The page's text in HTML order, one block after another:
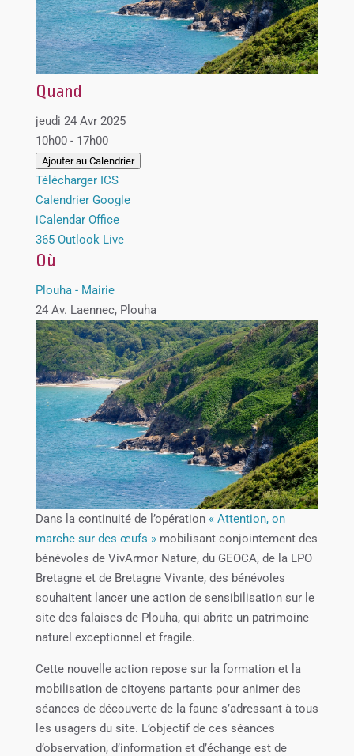
Quand
jeudi 24 Avr 2025
10h00 - 17h00
Ajouter au Calendrier
Télécharger ICS
Calendrier Google
iCalendar Office
365 Outlook Live
Où
Plouha - Mairie
24 Av. Laennec, Plouha
Dans la continuité de l’opération « Attention, on
marche sur des œufs »mobilisant conjointement des
bénévoles de VivArmor Nature, du GEOCA, de la LPO
Bretagne et de Bretagne Vivante, des bénévoles
souhaitent lancer une action de sensibilisation sur le
site des falaises de Plouha, qui abrite un patrimoine
naturel exceptionnel et fragile.
Cette nouvelle action repose sur la formation et la
mobilisation de citoyens partants pour animer des
séances de découverte de la faune s’adressant à tous
les usagers du site. L’objectif de ces séances
d’observation, d’information et d’échange est de